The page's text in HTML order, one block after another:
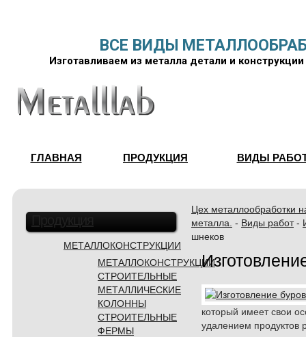
ВСЕ ВИДЫ
Изготавливаем из металла детали и
ГЛАВНАЯ ПРОДУКЦИЯ ВИДЫ
МЕТАЛЛОКОНСТРУКЦИИ
МЕТАЛЛОКОНСТРУКЦИИ
СТРОИТЕЛЬНЫЕ
МЕТАЛЛИЧЕСКИЕ
КОЛОННЫ
СТРОИТЕЛЬНЫЕ
ФЕРМЫ
Цех металлообработки
металла. - Виды работ-
шнеков
который имеет свои
удалением продуктов